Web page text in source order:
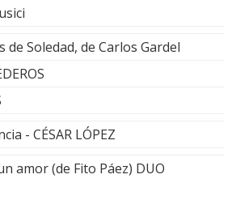
de Soledad, de Carlos Gardel
- CÉSAR LÓPEZ
amor (de Fito Páez) DUO